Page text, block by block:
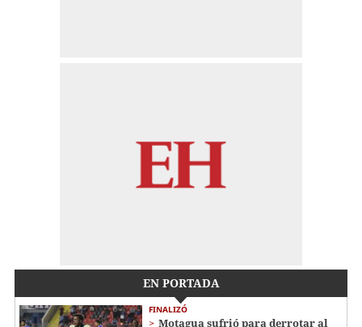
EN PORTADA
FINALIZÓ
Motagua sufrió para derrotar al